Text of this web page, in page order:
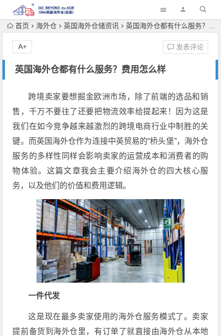
首页 海外仓 英国海外仓储资讯 英国海外仓都有什么服务？费用怎么样
英国海外仓都有什么服务？费用怎么样
发表评论
A+
跨境卖家要想掘金欧洲市场，除了前端的选品和销
售，千万不要往了还要把物流效率给提起来！因为这是
我们在如今竞争越来越激烈的跨境电商行业中制胜的关
键。而英国海外仓作为连接中英贸易的“桥头堡”，海外仓
服务的多样性同样会影响卖家的运营成本和消费者的购
物体验。这篇文章我会主要介绍海外仓的四大核心服
务，以及他们的价值和费用逻辑。
一件代发
这是现在最多卖家使用的海外仓服务模式了。卖家
提前备货到海外仓里，有订单了就直接由海外仓从本地